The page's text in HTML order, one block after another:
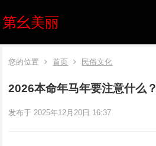
第幺美丽
您的位置 首页 民俗文化
2026本命年马年要注意什么？
发布于 2025年12月20日 16:37